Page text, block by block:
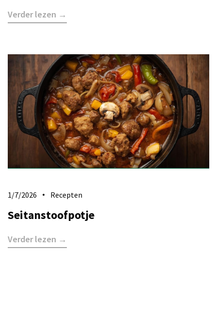
Verder lezen →
1/7/2026 Recepten
Seitanstoofpotje
Verder lezen →